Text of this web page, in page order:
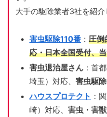
大手の駆除業者3社を紹介
害虫駆除110番： 圧倒
応・日本全国受付、
害虫退治屋さん：首
埼玉）対応、 害虫駆
ハウスプロテクト ：
崎）対応、 害虫・害